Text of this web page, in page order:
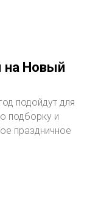
на Новый
подойдут для
подборку и
праздничное